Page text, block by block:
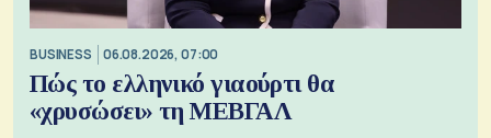
BUSINESS 06.08.2026, 07:00
Πώς το ελληνικό γιαούρτι θα
«χρυσώσει» τη ΜΕΒΓΑΛ